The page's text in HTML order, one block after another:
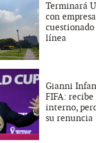
Terminará
con
línea
Gianni
FIFA:
interno,
su renuncia